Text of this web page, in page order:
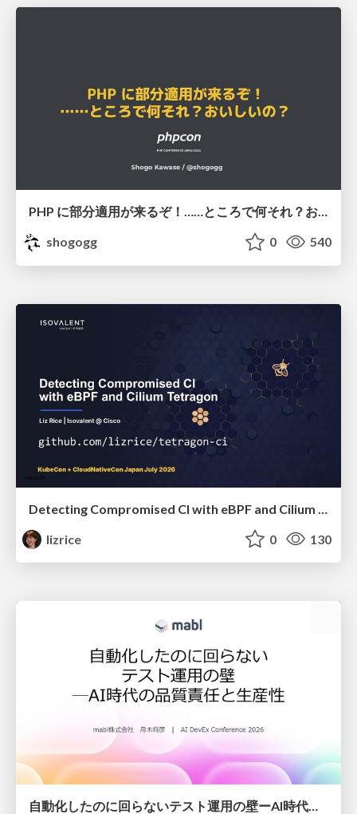
PHP に部分適用が来るぞ！……ところで何それ？おいしいの？ #phpcon / phpcon-2026
shogogg
0 540
lizrice
0 130
自動化したのに回らないテスト運用の壁ーAI時代の品質責任と生産性